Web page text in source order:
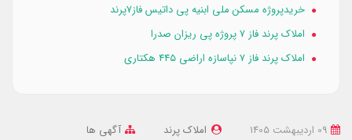
خریدپروژه مسکن ملی ابنیه پی داتیس فاز۷پرند
املاک پرند فاز ۷ پروژه پی ریزان صدرا
املاک پرند فاز ۷ نپاسازه اراضی ۴۴۵ هکتاری
املاک پرند
آگهی ها